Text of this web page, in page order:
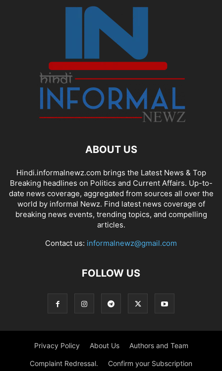
ABOUT US
Hindi.informalnewz.com brings the Latest News & Top
Breaking headlines on Politics and Current Affairs. Up-to-
date news coverage, aggregated from sources all over the
world by informal Newz. Find latest news coverage of
breaking news events, trending topics, and compelling
articles.
Contact us: informalnewz@gmail.com
FOLLOW US
Privacy Policy About Us Authors and Team
Complaint Redressal. Confirm your Subscription